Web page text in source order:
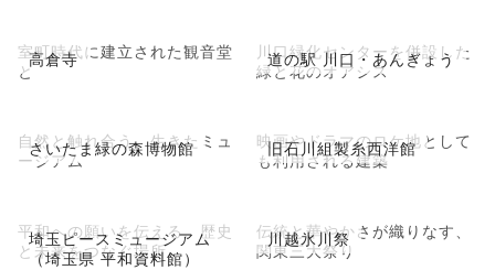
高倉寺
室町時代に建立された観音堂
と
道の駅 川口・あんぎょう
川口緑化センターを併設した
緑と花のオアシス
さいたま緑の森博物館
自然と触れ合う、生きたミュ
ージアム
旧石川組製糸西洋館
映画やドラマのロケ地として
も利用される建築
埼玉ピースミュージアム
（埼玉県 平和資料館）
平和への願いを伝える、歴史
と未来をつなぐ場所
川越氷川祭
伝統と華やかさが織りなす、
関東三大祭り